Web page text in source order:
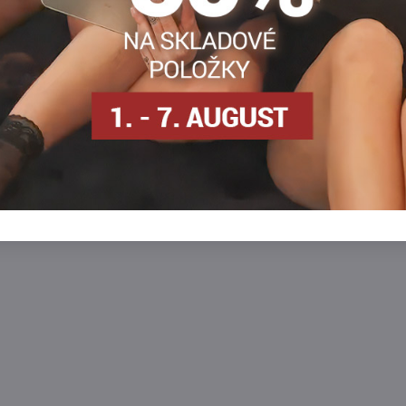
Zobraziť
SKLADOM - odosielame
ihneď
9,40 €